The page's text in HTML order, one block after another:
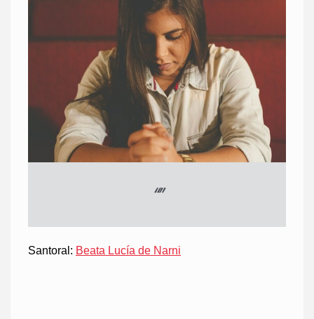
“”
Santoral: Beata Lucía de Narni